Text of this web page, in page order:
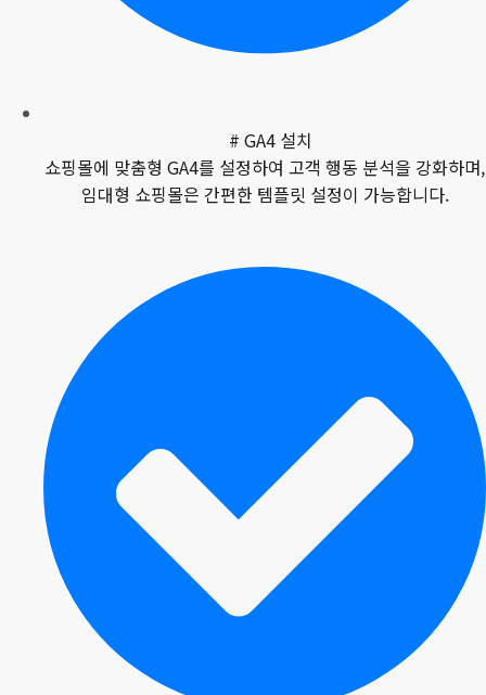
# GA4 설치
쇼핑몰에 맞춤형 GA4를 설정하여 고객 행동 분석을 강화하며,
임대형 쇼핑몰은 간편한 템플릿 설정이 가능합니다.